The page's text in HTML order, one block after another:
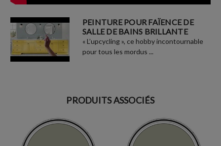
PEINTURE POUR FAÏENCE DE
SALLE DE BAINS BRILLANTE
« L’upcycling », ce hobby incontournable
pour tous les mordus ...
PRODUITS ASSOCIÉS